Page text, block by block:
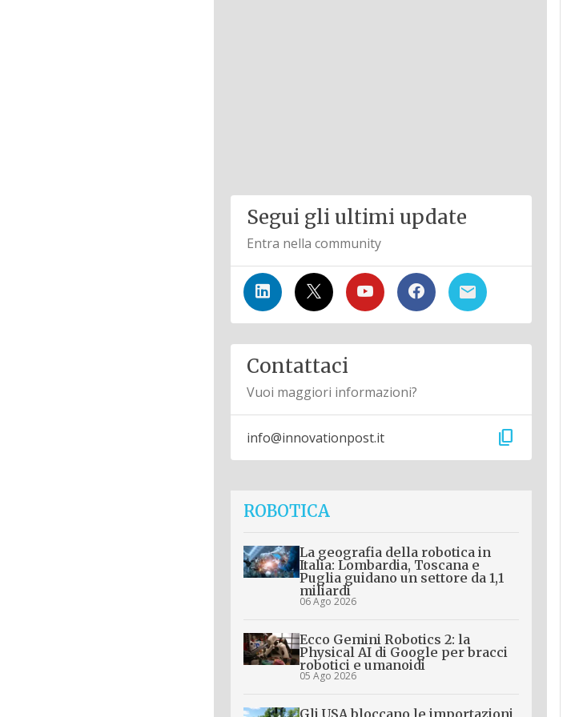
Segui gli ultimi update
Entra nella community
Contattaci
Vuoi maggiori informazioni?
info@innovationpost.it content_copy
ROBOTICA
La geografia della robotica in
Italia: Lombardia, Toscana e
Puglia guidano un settore da 1,1
miliardi
06 Ago 2026
Ecco Gemini Robotics 2: la
Physical AI di Google per bracci
robotici e umanoidi
05 Ago 2026